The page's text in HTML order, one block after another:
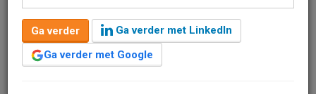
21 juni 2013 om 12:50 1 minuut leestijd
Gelderland pompt de komende twee jaar €15 miljoen euro in de
herstructurering van bedrijventerreinen. Met de investeringen wil
Ga verder
Ga verder met LinkedIn
Ga verder met Google